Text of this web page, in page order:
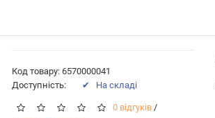
Код товару: 6570000041
Доступність:
✔ На складі
0 відгуків /